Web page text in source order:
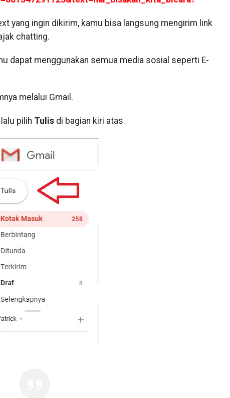
yang ingin dikirim, kamu bisa langsung mengirim link
chatting.
dapat menggunakan semua media sosial seperti E-
melalui Gmail.
pilih Tulisdi bagian kiri atas.